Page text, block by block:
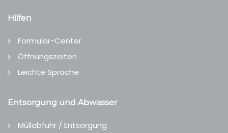
Hilfen
Formular-Center
Öffnungszeiten
Leichte Sprache
Entsorgung und Abwasser
Müllabfuhr / Entsorgung